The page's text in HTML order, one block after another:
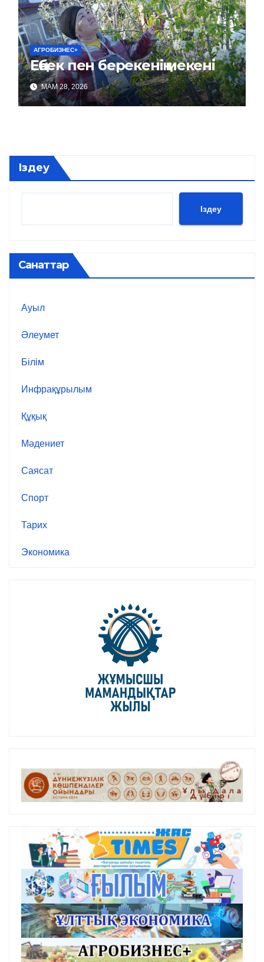
АГРОБИЗНЕС+
Еңбек пен берекенің мекені
МАМ 28, 2026
Іздеу
Іздеу
Санаттар
Ауыл
Әлеумет
Білім
Инфрақұрылым
Құқық
Мәдениет
Саясат
Спорт
Тарих
Экономика